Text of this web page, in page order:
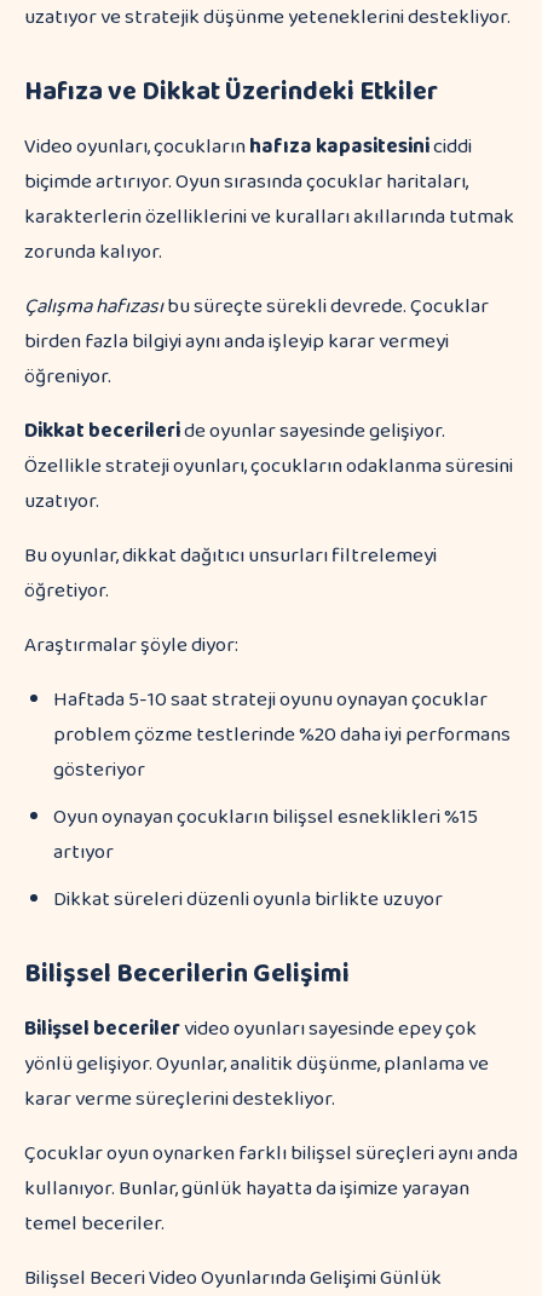
uzatıyor ve stratejik düşünme yeteneklerini destekliyor.
Hafıza ve Dikkat Üzerindeki Etkiler
Video oyunları, çocuklarınhafıza kapasitesiniciddi
biçimde artırıyor. Oyun sırasında çocuklar haritaları,
karakterlerin özelliklerini ve kuralları akıllarında tutmak
zorunda kalıyor.
Çalışma hafızasıbu süreçte sürekli devrede. Çocuklar
birden fazla bilgiyi aynı anda işleyip karar vermeyi
öğreniyor.
Dikkat becerileride oyunlar sayesinde gelişiyor.
Özellikle strateji oyunları, çocukların odaklanma süresini
uzatıyor.
Bu oyunlar, dikkat dağıtıcı unsurları filtrelemeyi
öğretiyor.
Araştırmalar şöyle diyor:
Haftada 5-10 saat strateji oyunu oynayan çocuklar
problem çözme testlerinde %20 daha iyi performans
gösteriyor
Oyun oynayan çocukların bilişsel esneklikleri %15
artıyor
Dikkat süreleri düzenli oyunla birlikte uzuyor
Bilişsel Becerilerin Gelişimi
Bilişsel becerilervideo oyunları sayesinde epey çok
yönlü gelişiyor. Oyunlar, analitik düşünme, planlama ve
karar verme süreçlerini destekliyor.
Çocuklar oyun oynarken farklı bilişsel süreçleri aynı anda
kullanıyor. Bunlar, günlük hayatta da işimize yarayan
temel beceriler.
Bilişsel Beceri Video Oyunlarında Gelişimi Günlük